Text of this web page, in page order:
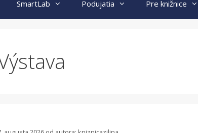
SmartLab Podujatia Pre knižnice